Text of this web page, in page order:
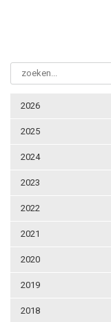
2026
2025
2024
2023
2022
2021
2020
2019
2018